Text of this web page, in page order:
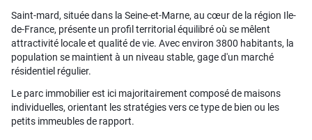
Saint-mard, située dans la Seine-et-Marne, au cœur de la région Ile-
de-France, présente un profil territorial équilibré où se mêlent
attractivité locale et qualité de vie. Avec environ 3800 habitants, la
population se maintient à un niveau stable, gage d'un marché
résidentiel régulier.
Le parc immobilier est ici majoritairement composé de maisons
individuelles, orientant les stratégies vers ce type de bien ou les
petits immeubles de rapport.